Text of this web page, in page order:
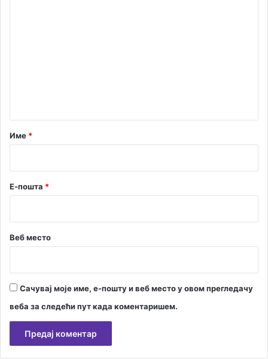
р
Име *
Е-пошта *
Веб место
Сачувај моје име, е-пошту и веб место у овом прегледачу
веба за следећи пут када коментаришем.